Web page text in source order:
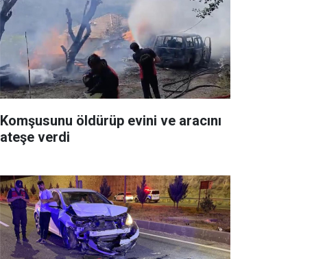
Komşusunu öldürüp evini ve aracını
ateşe verdi